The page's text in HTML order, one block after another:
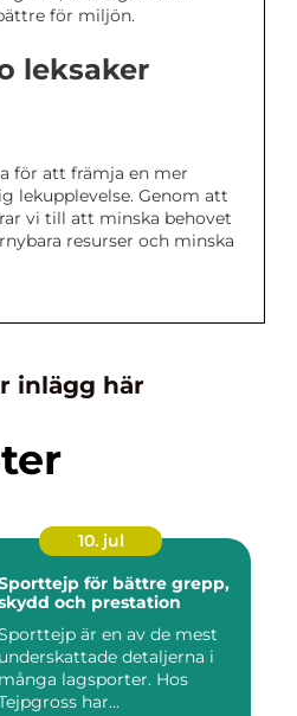
för miljön.
leksaker
för att främja en mer
lekupplevelse. Genom att
vi till att minska behovet
resurser och minska
inlägg här
10. jul
för bättre grepp,
och prestation
är en av de mest
underskattade detaljerna i
många lagsporter. Hos
har...